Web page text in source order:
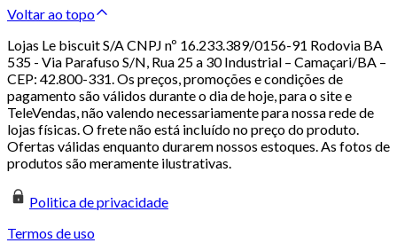
Voltar ao topo
Lojas Le biscuit S/A CNPJ nº 16.233.389/0156-91 Rodovia BA
535 - Via Parafuso S/N, Rua 25 a 30 Industrial – Camaçari/BA –
CEP: 42.800-331. Os preços, promoções e condições de
pagamento são válidos durante o dia de hoje, para o site e
TeleVendas, não valendo necessariamente para nossa rede de
lojas físicas. O frete não está incluído no preço do produto.
Ofertas válidas enquanto durarem nossos estoques. As fotos de
produtos são meramente ilustrativas.
Politica de privacidade
Termos de uso